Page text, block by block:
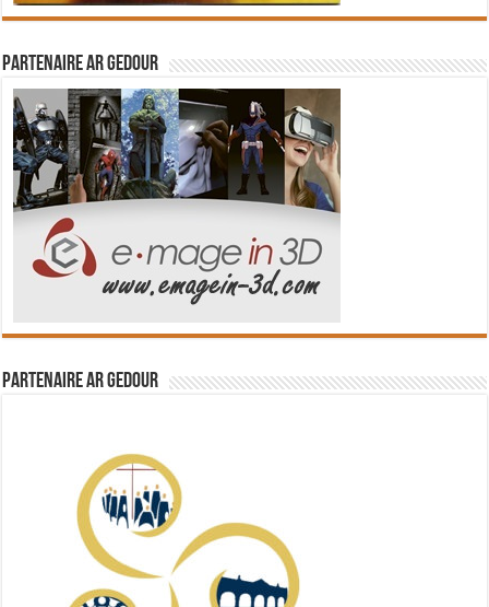
Partenaire Ar Gedour
Partenaire Ar Gedour